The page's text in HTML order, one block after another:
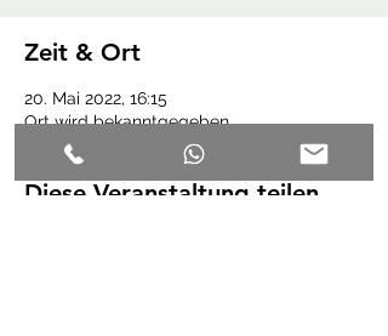
Zeit & Ort
20. Mai 2022, 16:15
Ort wird bekanntgegeben
Diese Veranstaltung teilen